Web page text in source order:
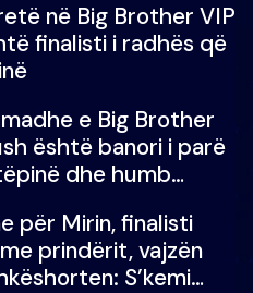
në Big Brother VIP
finalisti i radhës që
e Big Brother
është banori i parë
dhe humb
madh
për Mirin, finalisti
prindërit, vajzën
S’kemi